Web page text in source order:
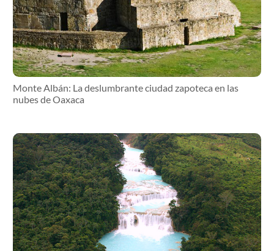
Monte Albán: La deslumbrante ciudad zapoteca en las
nubes de Oaxaca